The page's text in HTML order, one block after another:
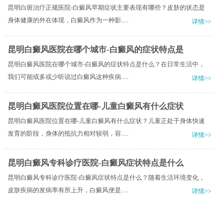
昆明白斑治疗正规医院-白癜风早期症状主要表现有哪些？皮肤的状态是
身体健康的外在体现，白癜风作为一种影.....
详情>>
昆明白癜风医院在哪个城市-白癜风的症状特点是
昆明白癜风医院在哪个城市-白癜风的症状特点是什么？在日常生活中，
我们可能或多或少听说过白癜风这种疾病.....
详情>>
昆明白癜风医院位置在哪-儿童白癜风有什么症状
昆明白癜风医院位置在哪-儿童白癜风有什么症状？儿童正处于身体快速
发育的阶段，身体的抵抗力相对较弱，容.....
详情>>
昆明白癜风专科诊疗医院-白癜风症状特点是什么
昆明白癜风专科诊疗医院-白癜风症状特点是什么？随着生活环境变化，
皮肤疾病的发病率有所上升，白癜风便是.....
详情>>